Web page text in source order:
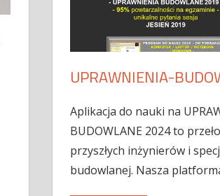
UPRAWNIENIA-
Aplikacja do nauki na
BUDOWLANE 2024 to
przyszłych inżynierów i
budowlanej. Nasza